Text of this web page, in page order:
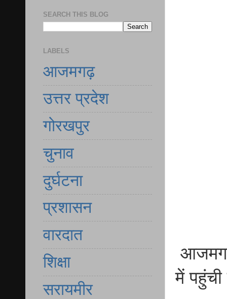
में
SEARCH THIS BLOG
LABELS
आजमगढ़
उत्तर प्रदेश
गोरखपुर
चुनाव
दुर्घटना
प्रशासन
वारदात
शिक्षा
सरायमीर